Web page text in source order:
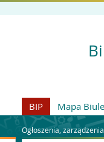
BIP Mapa
Ogłoszenia,